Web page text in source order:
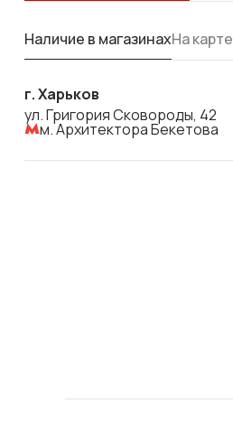
Наличие в магазинахНа карте
г. Харьков
ул. Григория Сковороды, 42
м. Архитектора Бекетова